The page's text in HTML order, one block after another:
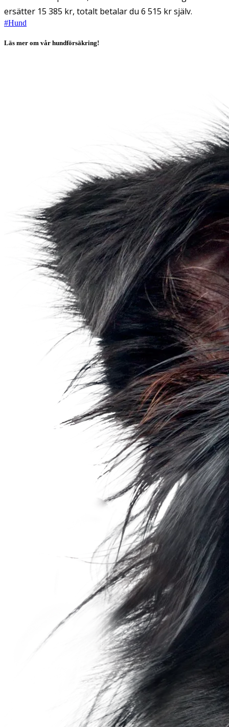
ersätter 15 385 kr, totalt betalar du 6 515 kr själv.
#Hund
Läs mer om vår hundförsäkring!